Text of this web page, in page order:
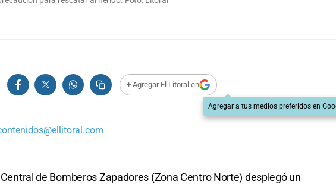
+ Agregar El Litoral en
Agregar a tus medios preferidos en
de Bomberos Zapadores (Zona Centro Norte) desplegó un